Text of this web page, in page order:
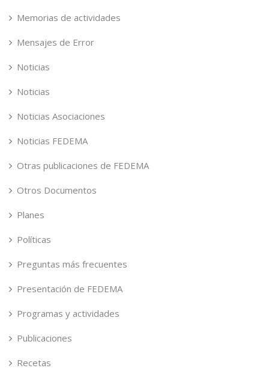
Memorias de actividades
Mensajes de Error
Noticias
Noticias
Noticias Asociaciones
Noticias FEDEMA
Otras publicaciones de FEDEMA
Otros Documentos
Planes
Políticas
Preguntas más frecuentes
Presentación de FEDEMA
Programas y actividades
Publicaciones
Recetas